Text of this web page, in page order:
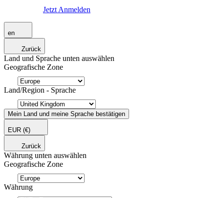
Jetzt Anmelden
en
Zurück
Land und Sprache unten auswählen
Geografische Zone
Land/Region - Sprache
Mein Land und meine Sprache bestätigen
EUR (€)
Zurück
Währung unten auswählen
Geografische Zone
Währung